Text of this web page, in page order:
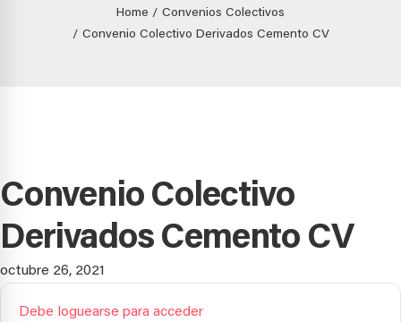
Home
Convenios Colectivos
Convenio Colectivo Derivados Cemento CV
Convenio Colectivo
Derivados Cemento CV
octubre 26, 2021
Debe loguearse para acceder